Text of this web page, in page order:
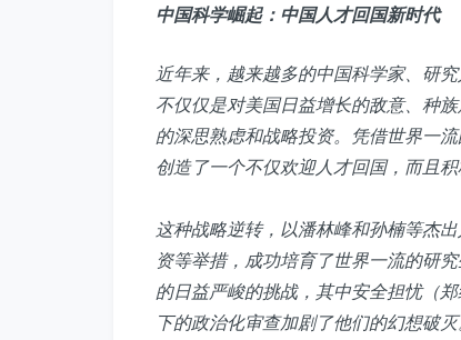
中国科学崛起：中国人才回国新时代
近年来，越来越多的中国科学家、研
不仅仅是对美国日益增长的敌意、种
的深思熟虑和战略投资。凭借世界一
创造了一个不仅欢迎人才回国，而且
这种战略逆转，以潘林峰和孙楠等杰
资等举措，成功培育了世界一流的研
的日益严峻的挑战，其中安全担忧（
下的政治化审查加剧了他们的幻想破灭